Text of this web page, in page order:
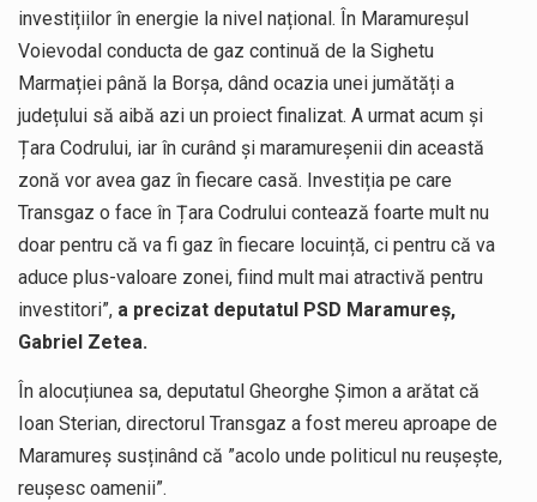
investițiilor în energie la nivel național. În Maramureșul
Voievodal conducta de gaz continuă de la Sighetu
Marmației până la Borșa, dând ocazia unei jumătăți a
județului să aibă azi un proiect finalizat. A urmat acum și
Țara Codrului, iar în curând și maramureșenii din această
zonă vor avea gaz în fiecare casă. Investiția pe care
Transgaz o face în Țara Codrului contează foarte mult nu
doar pentru că va fi gaz în fiecare locuință, ci pentru că va
aduce plus-valoare zonei, fiind mult mai atractivă pentru
investitori”, a precizat deputatul PSD Maramureș,
Gabriel Zetea.
În alocuțiunea sa, deputatul Gheorghe Șimon a arătat că
Ioan Sterian, directorul Transgaz a fost mereu aproape de
Maramureș susținând că ”acolo unde politicul nu reușește,
reușesc oamenii”.